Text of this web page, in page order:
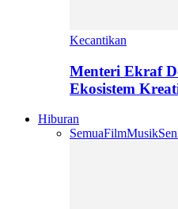
Kecantikan
Menteri Ekraf
Ekosistem
Hiburan
SemuaFilmMusik